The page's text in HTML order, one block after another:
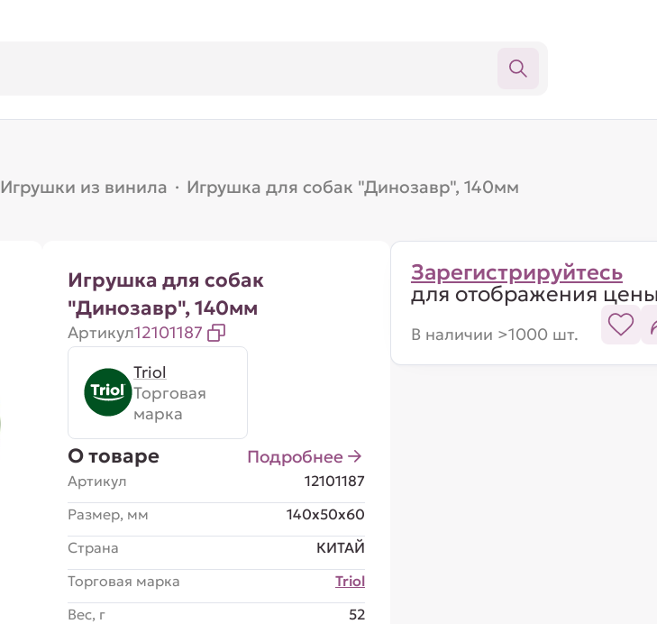
Игрушки из винила · Игрушка для собак "Динозавр", 140мм
Игрушка для собак
"Динозавр", 140мм
Артикул12101187
Triol
Торговая
марка
О товаре Подробнее
Артикул
12101187
Размер, мм
140x50x60
Страна
КИТАЙ
Торговая марка
Triol
Вес, г
52
Зарегистрируйтесь
для отображения
В наличии >1000 шт.